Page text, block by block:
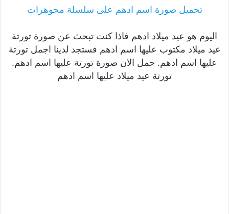
تحميل صورة اسم ادهم على سلسلة مجوهرات
اليوم هو عيد ميلاد ادهم فاذا كنت تبحث عن صورة تورتة
عيد ميلاد مكتوب عليها اسم ادهم فستجد لدينا اجمل تورتة
عليها اسم ادهم. حمل الان صورة تورتة عليها اسم ادهم.
تورتة عيد ميلاد عليها اسم ادهم